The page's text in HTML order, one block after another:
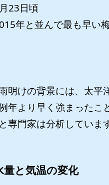
23日頃
年と並んで最も早い
明けの背景には、太平
年より早く強まったこ
専門家は分析しています
量と気温の変化